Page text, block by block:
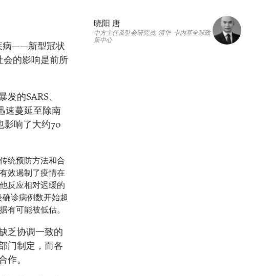
病——新型冠状
会的影响是前所
的SARS、
速蔓延至除南
影响了大约70
统预防方法和合
效遏制了疫情在
反应相对迟缓的
诊病例数开始超
有可能被低估。
乏协调一致的
门制定，而各
。
晓阳 唐
中方主任及驻会研究员, 清华–卡内基全球政
策中心